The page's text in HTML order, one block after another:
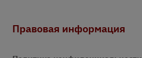
Правовая информация